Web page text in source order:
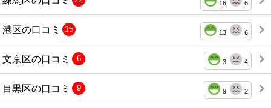
16 6
港区の口コミ 13 6
15
文京区の口コミ 3 4
6
目黒区の口コミ 9 2
9